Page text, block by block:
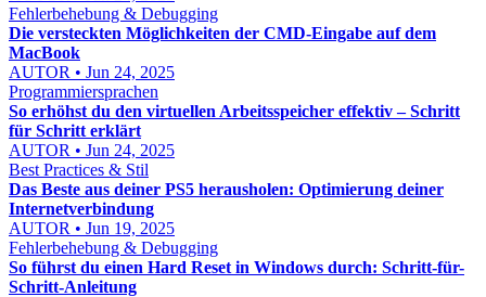
Fehlerbehebung & Debugging
Die versteckten Möglichkeiten der CMD-Eingabe auf dem
MacBook
AUTOR • Jun 24, 2025
Programmiersprachen
So erhöhst du den virtuellen Arbeitsspeicher effektiv – Schritt
für Schritt erklärt
AUTOR • Jun 24, 2025
Best Practices & Stil
Das Beste aus deiner PS5 herausholen: Optimierung deiner
Internetverbindung
AUTOR • Jun 19, 2025
Fehlerbehebung & Debugging
So führst du einen Hard Reset in Windows durch: Schritt-für-
Schritt-Anleitung